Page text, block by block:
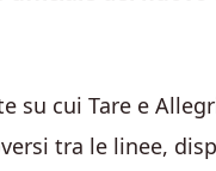
su cui Tare e
tra le linee,